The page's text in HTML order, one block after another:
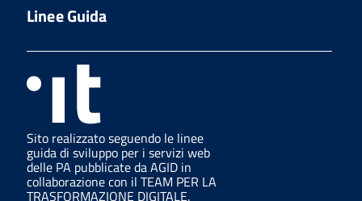
Linee Guida
Sito realizzato seguendo le linee
guida di sviluppo per i servizi web
delle PA pubblicate da AGID in
collaborazione con il TEAM PER LA
TRASFORMAZIONE DIGITALE.